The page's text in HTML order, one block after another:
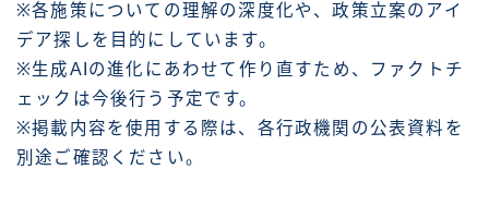
※各施策についての理解の深度化や、政策立案のアイ
デア探しを目的にしています。
※生成AIの進化にあわせて作り直すため、ファクトチ
ェックは今後行う予定です。
※掲載内容を使用する際は、各行政機関の公表資料を
別途ご確認ください。